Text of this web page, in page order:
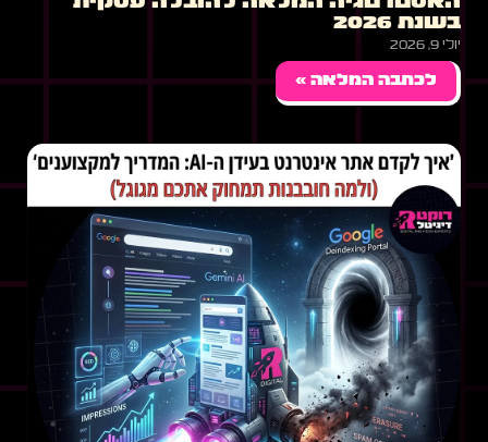
בשנת 2026
יולי 9, 2026
לכתבה המלאה »